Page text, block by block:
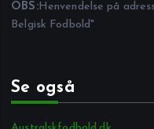
OBS:Henvendelse på
Belgisk Fodbold"
Se også